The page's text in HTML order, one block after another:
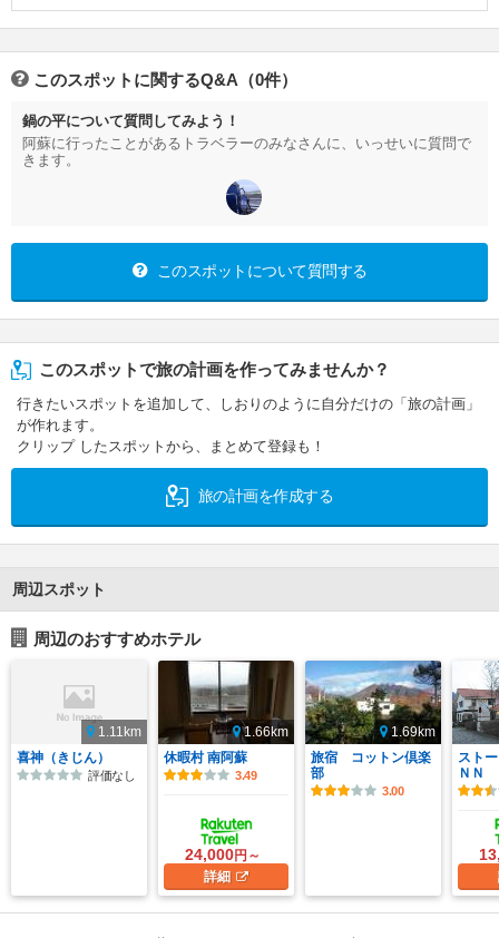
このスポットに関するQ&A（0件）
鍋の平について質問してみよう！
阿蘇に行ったことがあるトラベラーのみなさんに、いっせいに質問で
きます。
このスポットについて質問する
このスポットで旅の計画を作ってみませんか？
行きたいスポットを追加して、しおりのように自分だけの「旅の計画」
が作れます。
クリップ したスポットから、まとめて登録も！
旅の計画を作成する
周辺スポット
周辺のおすすめホテル
1.11km
喜神（きじん）
評価なし
1.66km
休暇村 南阿蘇
3.49
24,000円～
詳細
1.69km
旅宿 コットン倶楽
部
3.00
スト
ＮＮ